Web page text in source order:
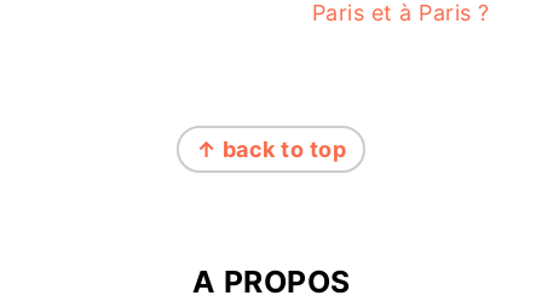
Paris et à Paris ?
↑ back to top
A PROPOS